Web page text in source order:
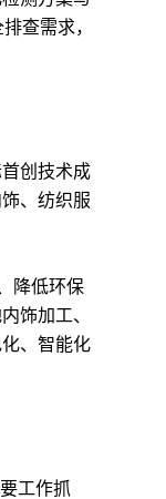
查需求，
创技术成
、纺织服
降低环保
饰加工、
、智能化
工作抓